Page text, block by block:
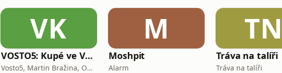
VK
VOSTO5: Kupé ve Vzletu
Vosto5, Martin Bražina, Ondřej Cihlář, Petr Prokop, Ondřej Bauer
M
Moshpit
Alarm
TN
Tráva na talíři
Tráva na talíři